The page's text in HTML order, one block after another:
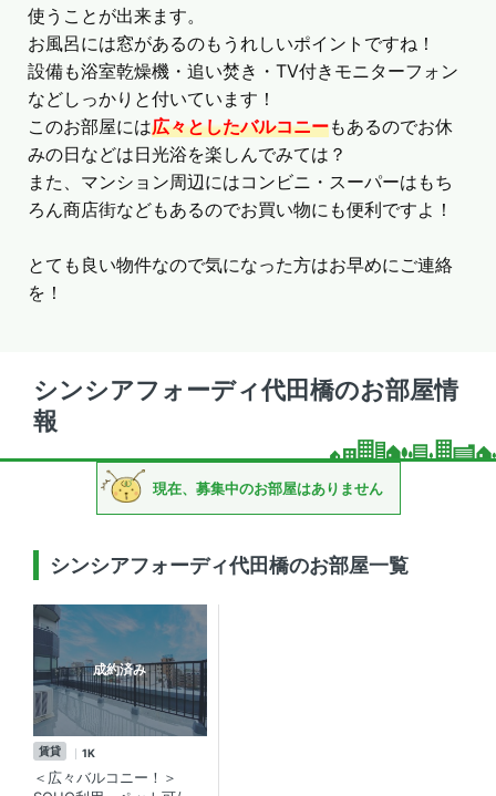
使うことが出来ます。
お風呂には窓があるのもうれしいポイントですね！
設備も浴室乾燥機・追い焚き・TV付きモニターフォン
などしっかりと付いています！
このお部屋には広々としたバルコニーもあるのでお休
みの日などは日光浴を楽しんでみては？
また、マンション周辺にはコンビニ・スーパーはもち
ろん商店街などもあるのでお買い物にも便利ですよ！
とても良い物件なので気になった方はお早めにご連絡
を！
シンシアフォーディ代田橋のお部屋情
報
現在、募集中のお部屋はありません
シンシアフォーディ代田橋のお部屋一覧
成約済み
賃貸 1K
＜広々バルコニー！＞